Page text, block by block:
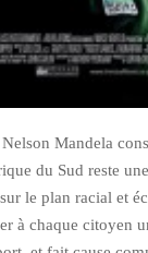
Mandela
du Sud reste
le plan racial et
à chaque citoyen